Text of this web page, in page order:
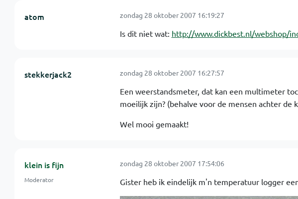
atom zondag 28 oktober 2007 16:19:27
Is dit niet wat: http://www.dickbest.nl/webshop/
stekkerjack2 zondag 28 oktober 2007 16:27:57
Een weerstandsmeter, dat kan een multimeter
moeilijk zijn? (behalve voor de mensen achter de
Wel mooi gemaakt!
klein is fijn
Moderator
zondag 28 oktober 2007 17:54:06
Gister heb ik eindelijk m'n temperatuur logger